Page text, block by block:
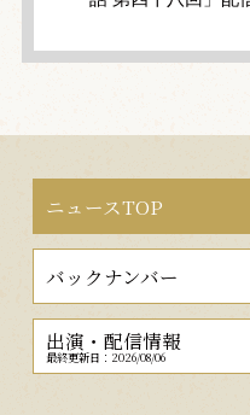
ニュースTOP
バックナンバー
出演・配信情報
最終更新日：2026/08/06